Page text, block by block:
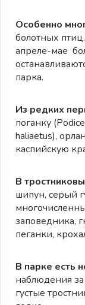
Особенно
болотных
апреле-мае
парка.
Из редких
поганку
haliaetus),
каспийскую
В
шипун, серый
заповедника,
пеганки,
В парке есть
наблюдения
густые